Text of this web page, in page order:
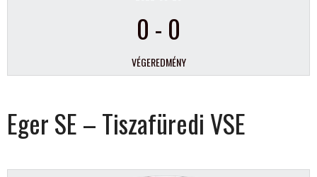
0 - 0
VÉGEREDMÉNY
Eger SE – Tiszafüredi VSE